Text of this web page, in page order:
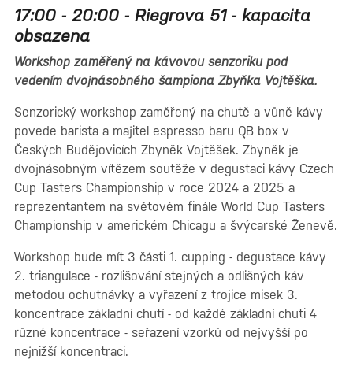
17:00 - 20:00 - Riegrova 51 - kapacita
obsazena
Workshop zaměřený na kávovou senzoriku pod
vedením dvojnásobného šampiona Zbyňka Vojtěška.
Senzorický workshop zaměřený na chutě a vůně kávy
povede barista a majitel espresso baru QB box v
Českých Budějovicích Zbyněk Vojtěšek. Zbyněk je
dvojnásobným vítězem soutěže v degustaci kávy Czech
Cup Tasters Championship v roce 2024 a 2025 a
reprezentantem na světovém finále World Cup Tasters
Championship v americkém Chicagu a švýcarské Ženevě.
Workshop bude mít 3 části 1. cupping - degustace kávy
2. triangulace - rozlišování stejných a odlišných káv
metodou ochutnávky a vyřazení z trojice misek 3.
koncentrace základní chutí - od každé základní chuti 4
různé koncentrace - seřazení vzorků od nejvyšší po
nejnižší koncentraci.